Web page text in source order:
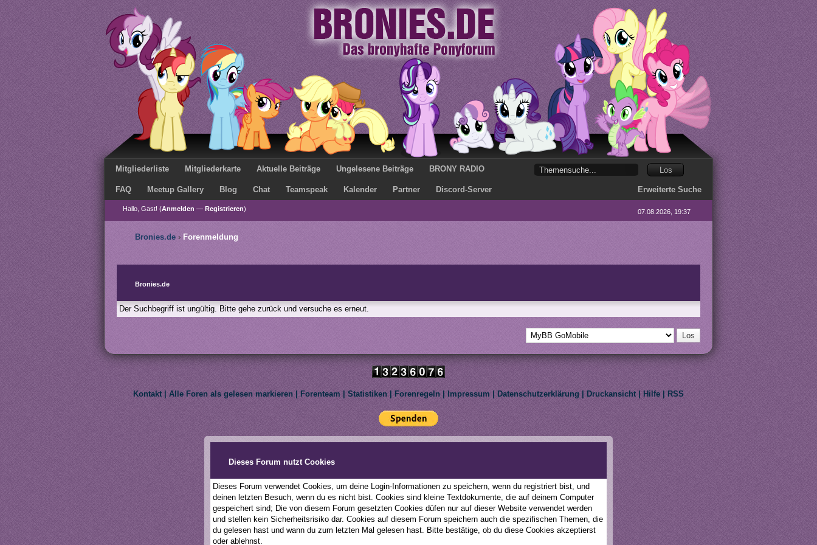
Dieses Forum nutzt Cookies
Dieses Forum verwendet Cookies, um deine Login-Informationen zu speichern, wenn du registriert bist, und
deinen letzten Besuch, wenn du es nicht bist. Cookies sind kleine Textdokumente, die auf deinem Computer
gespeichert sind; Die von diesem Forum gesetzten Cookies düfen nur auf dieser Website verwendet werden
und stellen kein Sicherheitsrisiko dar. Cookies auf diesem Forum speichern auch die spezifischen Themen, die
du gelesen hast und wann du zum letzten Mal gelesen hast. Bitte bestätige, ob du diese Cookies akzeptierst
oder ablehnst.
Mitgliederliste Mitgliederkarte Aktuelle Beiträge Ungelesene Beiträge BRONY RADIO
FAQ Meetup Gallery Blog Chat Teamspeak Kalender Partner Discord-Server Erweiterte Suche
Hallo, Gast! (Anmelden — Registrieren) 07.08.2026, 19:37
Bronies.de › Forenmeldung
Bronies.de
Der Suchbegriff ist ungültig. Bitte gehe zurück und versuche es erneut.
Kontakt Alle Foren als gelesen markieren Forenteam Statistiken |Forenregeln Impressum Datenschutzerklärung Druckansicht| Hilfe RSS
We do not own My Little Pony: Friendship Is Magic. We are not affiliated with Hasbro Inc. All rights reserved to their respective owners.
This forum usesLukasz TkaczMyBB addons.